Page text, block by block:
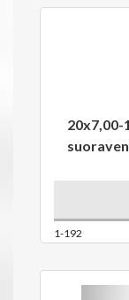
20x7,00-
1-192